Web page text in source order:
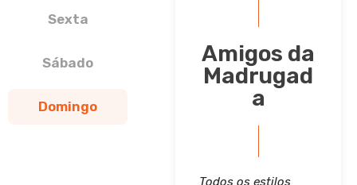
Sexta
Sábado
Domingo
Amigos da
Madrugad
a
Todos os estilos